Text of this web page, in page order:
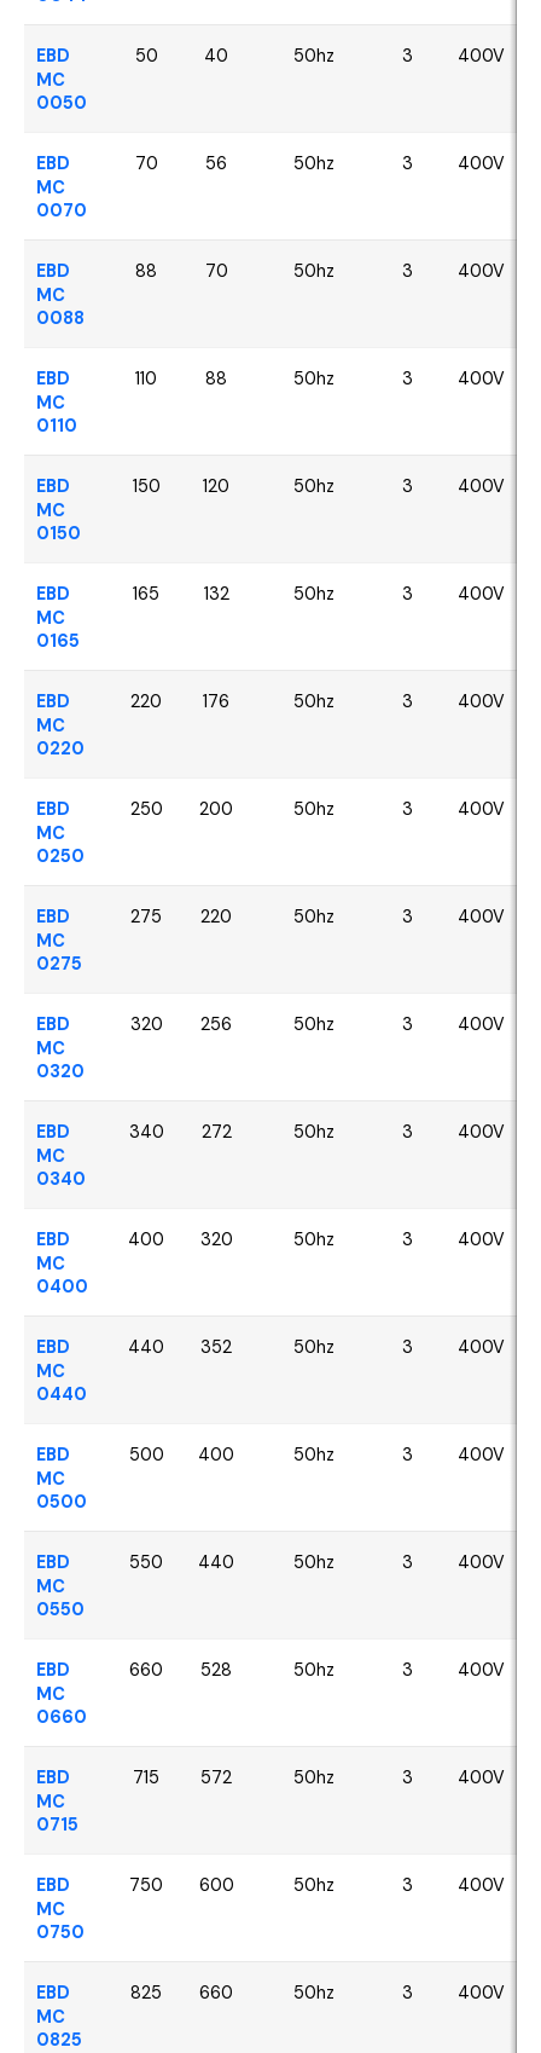
EBD
MC
0050
50 40 50hz 3 400V
EBD
MC
0070
70 56 50hz 3 400V
EBD
MC
0088
88 70 50hz 3 400V
EBD
MC
0110
110 88 50hz 3 400V
EBD
MC
0150
150 120 50hz 3 400V
EBD
MC
0165
165 132 50hz 3 400V
EBD
MC
0220
220 176 50hz 3 400V
EBD
MC
0250
250 200 50hz 3 400V
EBD
MC
0275
275 220 50hz 3 400V
EBD
MC
0320
320 256 50hz 3 400V
EBD
MC
0340
340 272 50hz 3 400V
EBD
MC
0400
400 320 50hz 3 400V
EBD
MC
0440
440 352 50hz 3 400V
EBD
MC
0500
500 400 50hz 3 400V
EBD
MC
0550
550 440 50hz 3 400V
EBD
MC
0660
660 528 50hz 3 400V
EBD
MC
0715
715 572 50hz 3 400V
EBD
MC
0750
750 600 50hz 3 400V
EBD
MC
0825
825 660 50hz 3 400V